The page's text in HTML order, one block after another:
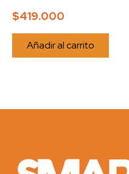
$419.000
Añadir al carrito